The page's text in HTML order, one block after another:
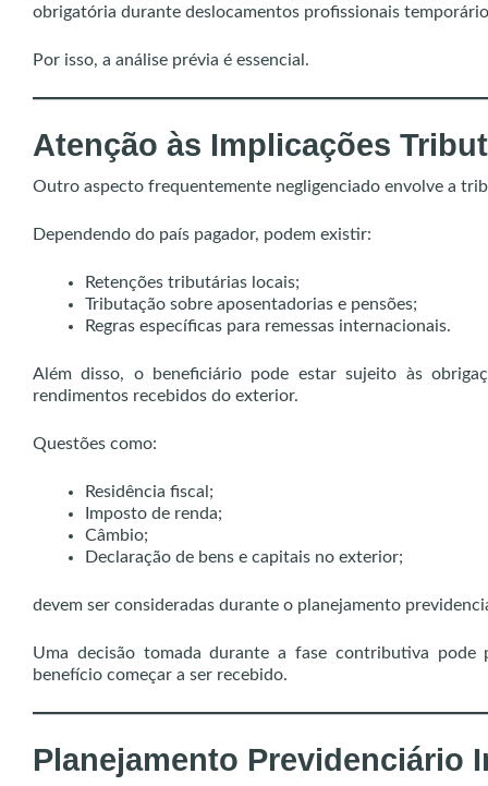
obrigatória durante deslocamentos profissionais
Por isso, a análise prévia é essencial.
Atenção às Implicações
Outro aspecto frequentemente negligenciado envolve a
Dependendo do país pagador, podem existir:
Retenções tributárias locais;
Tributação sobre aposentadorias e pensões;
Regras específicas para remessas internacionais.
Além disso, o beneficiário pode estar sujeito às
rendimentos recebidos do exterior.
Questões como:
Residência fiscal;
Imposto de renda;
Câmbio;
Declaração de bens e capitais no exterior;
devem ser consideradas durante o planejamento
Uma decisão tomada durante a fase contributiva pode
benefício começar a ser recebido.
Planejamento Previdenciário